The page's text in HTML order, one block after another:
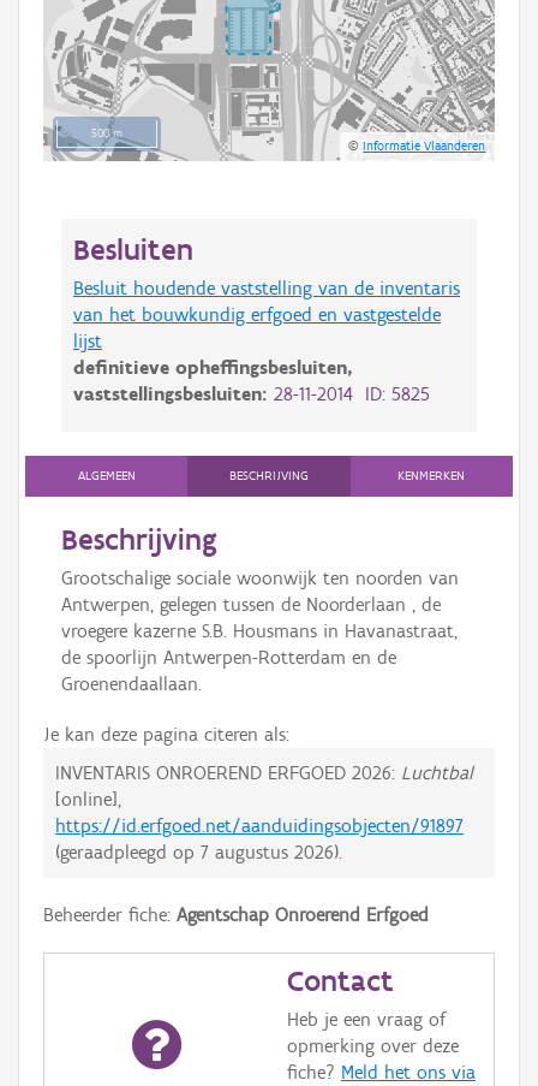
500 m
©Informatie Vlaanderen
Besluiten
Besluit houdende vaststelling van de inventaris
van het bouwkundig erfgoed en vastgestelde
lijst
definitieve opheffingsbesluiten,
vaststellingsbesluiten: 28-11-2014 ID: 5825
ALGEMEEN BESCHRIJVING KENMERKEN
Beschrijving
Grootschalige sociale woonwijk ten noorden van
Antwerpen, gelegen tussen de Noorderlaan , de
vroegere kazerne S.B. Housmans in Havanastraat,
de spoorlijn Antwerpen-Rotterdam en de
Groenendaallaan.
Je kan deze pagina citeren als:
INVENTARIS ONROEREND ERFGOED 2026: Luchtbal
[online],
https://id.erfgoed.net/aanduidingsobjecten/91897
(geraadpleegd op 7 augustus 2026).
Beheerder fiche: Agentschap Onroerend Erfgoed
Contact
Heb je een vraag of
opmerking over deze
fiche? Meld het ons via